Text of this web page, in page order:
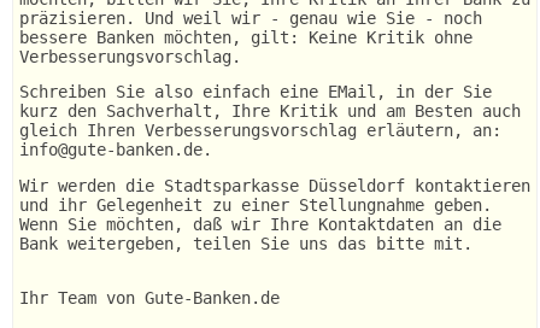
präzisieren. Und weil wir - genau wie Sie - noch
bessere Banken möchten, gilt: Keine Kritik ohne
Verbesserungsvorschlag.
Schreiben Sie also einfach eine EMail, in der Sie
kurz den Sachverhalt, Ihre Kritik und am Besten auch
gleich Ihren Verbesserungsvorschlag erläutern, an:
info@gute-banken.de.
Wir werden die Stadtsparkasse Düsseldorf kontaktieren
und ihr Gelegenheit zu einer Stellungnahme geben.
Wenn Sie möchten, daß wir Ihre Kontaktdaten an die
Bank weitergeben, teilen Sie uns das bitte mit.
Ihr Team von Gute-Banken.de